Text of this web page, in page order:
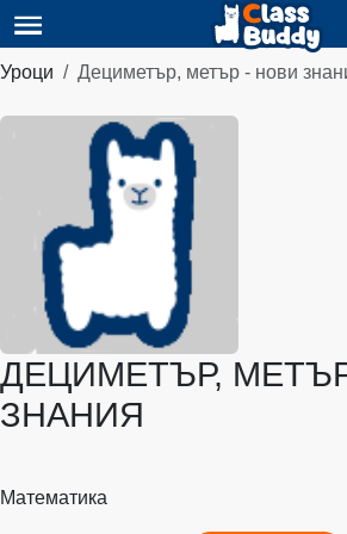
Уроци Дециметър, метър - нови
ДЕЦИМЕТЪР,
ЗНАНИЯ
Математика